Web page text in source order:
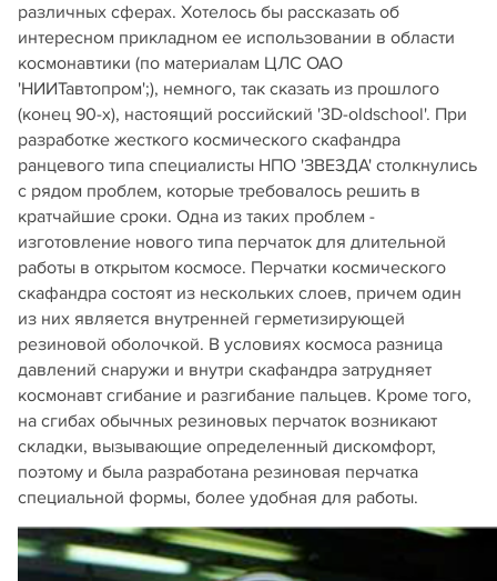
различных сферах. Хотелось бы рассказать об
интересном прикладном ее использовании в области
космонавтики (по материалам ЦЛС ОАО
'НИИТавтопром';), немного, так сказать из прошлого
(конец 90-х), настоящий российский '3D-oldschool'. При
разработке жесткого космического скафандра
ранцевого типа специалисты НПО 'ЗВЕЗДА' столкнулись
с рядом проблем, которые требовалось решить в
кратчайшие сроки. Одна из таких проблем -
изготовление нового типа перчаток для длительной
работы в открытом космосе. Перчатки космического
скафандра состоят из нескольких слоев, причем один
из них является внутренней герметизирующей
резиновой оболочкой. В условиях космоса разница
давлений снаружи и внутри скафандра затрудняет
космонавт сгибание и разгибание пальцев. Кроме того,
на сгибах обычных резиновых перчаток возникают
складки, вызывающие определенный дискомфорт,
поэтому и была разработана резиновая перчатка
специальной формы, более удобная для работы.